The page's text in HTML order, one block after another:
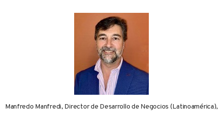
Manfredo Manfredi, Director de Desarrollo de Negocios (Latinoamérica),